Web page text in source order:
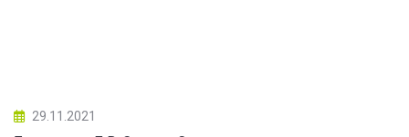
29.11.2021